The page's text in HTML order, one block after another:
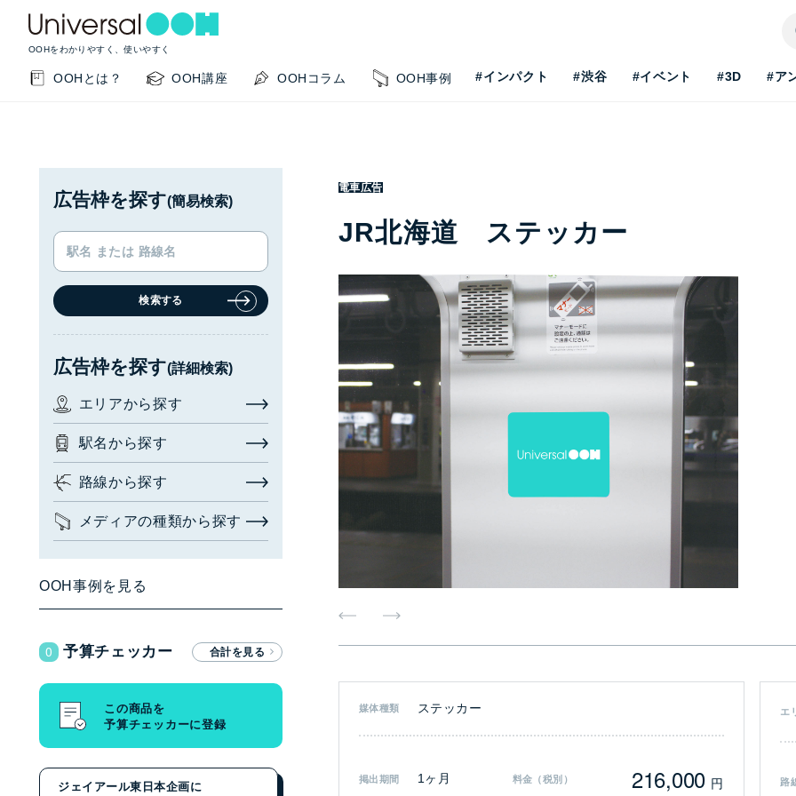
OOHをわかりやすく、使いやすく
OOHとは？ OOH講座 OOHコラム OOH事例 #インパクト #渋谷 #イベント #3D #ア
KEYWORD SEARCH
サイト内検索
閉じる
広告枠を探す
広告枠を探す
エリアから探す
路線から探す
メディアの種類から探す
GUIDE
このサイトの使い方
OOH最新事情を知りたい
閉じる
電車広告
JR北海道 ステッカー
媒体種類 ステッカー
掲出期間 1ヶ月 料金（税別） 216,000 円
エ
路
広告枠を探す(簡易検索)
検索する
広告枠を探す(詳細検索)
エリアから探す
駅名から探す
路線から探す
メディアの種類から探す
OOH事例を見る
予算チェッカー
0
この商品を
予算チェッカーに登録
ジェイアール東日本企画に